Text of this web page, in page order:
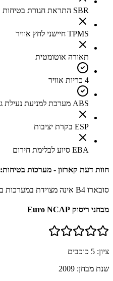
SBR התראת חגורת בטיחות
TPMS חיישני לחץ אוויר
תאורה אוטומטית
4 כריות אוויר
ABS מערכת למניעת נעילת גלגלים
ESP בקרת יציבות
EBA סיוע לבלימת חירום
חוות דעת קארזון - מערכות בטיחות:
סובארו B4 אינה מצוידת במערכות בטיחות מתקדמות
מבחני ריסוק Euro NCAP
ציון: 5 כוכבים
שנת מבחן: 2009